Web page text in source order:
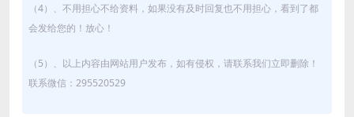
（4）、不用担心不给资料，如果没有及时回复也不用担心，看到了都
会发给您的！放心！
（5）、以上内容由网站用户发布，如有侵权，请联系我们立即删除！
联系微信：295520529